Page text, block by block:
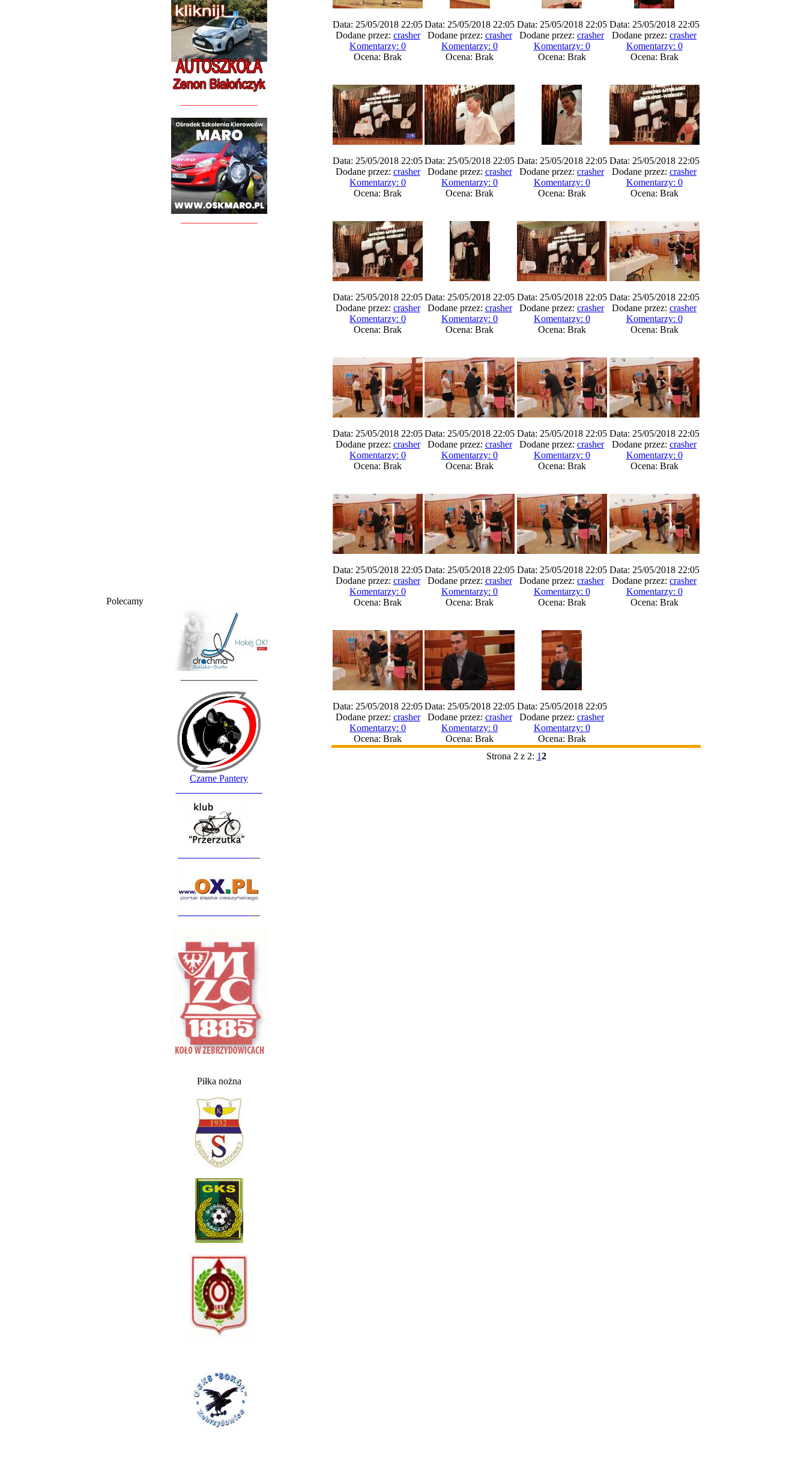
Polecamy
Czarne Pantery
Piłka nożna
Data: 25/05/2018 22:05
Dodane przez: crasher
Komentarzy: 0
Ocena: Brak
Data: 25/05/2018 22:05
Dodane przez: crasher
Komentarzy: 0
Ocena: Brak
Data: 25/05/2018 22:05
Dodane przez: crasher
Komentarzy: 0
Ocena: Brak
Data: 25/05/2018 22:05
Dodane przez: crasher
Komentarzy: 0
Ocena: Brak
Data: 25/05/2018 22:05
Dodane przez: crasher
Komentarzy: 0
Ocena: Brak
Data: 25/05/2018 22:05
Dodane przez: crasher
Komentarzy: 0
Ocena: Brak
Data: 25/05/2018 22:05
Dodane przez: crasher
Komentarzy: 0
Ocena: Brak
Data: 25/05/2018 22:05
Dodane przez: crasher
Komentarzy: 0
Ocena: Brak
Data: 25/05/2018 22:05
Dodane przez: crasher
Komentarzy: 0
Ocena: Brak
Data: 25/05/2018 22:05
Dodane przez: crasher
Komentarzy: 0
Ocena: Brak
Data: 25/05/2018 22:05
Dodane przez: crasher
Komentarzy: 0
Ocena: Brak
Data: 25/05/2018 22:05
Dodane przez: crasher
Komentarzy: 0
Ocena: Brak
Data: 25/05/2018 22:05
Dodane przez: crasher
Komentarzy: 0
Ocena: Brak
Data: 25/05/2018 22:05
Dodane przez: crasher
Komentarzy: 0
Ocena: Brak
Data: 25/05/2018 22:05
Dodane przez: crasher
Komentarzy: 0
Ocena: Brak
Data: 25/05/2018 22:05
Dodane przez: crasher
Komentarzy: 0
Ocena: Brak
Data: 25/05/2018 22:05
Dodane przez: crasher
Komentarzy: 0
Ocena: Brak
Data: 25/05/2018 22:05
Dodane przez: crasher
Komentarzy: 0
Ocena: Brak
Data: 25/05/2018 22:05
Dodane przez: crasher
Komentarzy: 0
Ocena: Brak
Data: 25/05/2018 22:05
Dodane przez: crasher
Komentarzy: 0
Ocena: Brak
Data: 25/05/2018 22:05
Dodane przez: crasher
Komentarzy: 0
Ocena: Brak
Data: 25/05/2018 22:05
Dodane przez: crasher
Komentarzy: 0
Ocena: Brak
Data: 25/05/2018 22:05
Dodane przez: crasher
Komentarzy: 0
Ocena: Brak
Strona 2 z 2: 12